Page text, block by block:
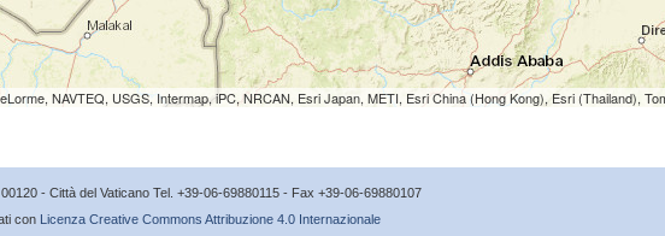
NAVTEQ, USGS, Intermap, iPC, NRCAN, Esri Japan, METI, Esri China (Hong Kong), Esri (Thailand),
- Città del Vaticano Tel. +39-06-69880115 - Fax +39-06-69880107
con Licenza Creative Commons Attribuzione 4.0 Internazionale